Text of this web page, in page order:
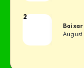
2
Baixar